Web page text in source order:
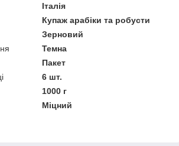
Італія
Купаж арабіки та робусти
Зерновий
Темна
Пакет
6 шт.
1000 г
Міцний